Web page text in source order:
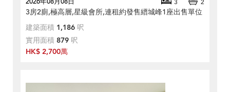
3 2
3房2廁,極高層,星級會所,連租約發售縉城峰1座出售單位
建築面積 1,186 呎
實用面積 879 呎
HK$ 2,700萬